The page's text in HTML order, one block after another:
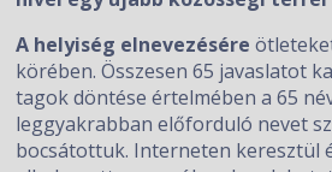
A helyiség elnevezésére
körében. Összesen 65 javaslatot
tagok döntése értelmében a 65
leggyakrabban előforduló nevet
bocsátottuk. Interneten keresztül